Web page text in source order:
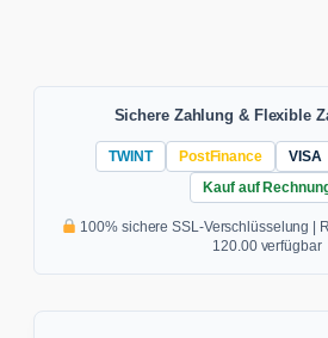
Sichere Zahlung & Flexible
TWINT PostFinance VISA
Kauf auf
100% sichere SSL-Verschlüsselung |
120.00 verfügbar